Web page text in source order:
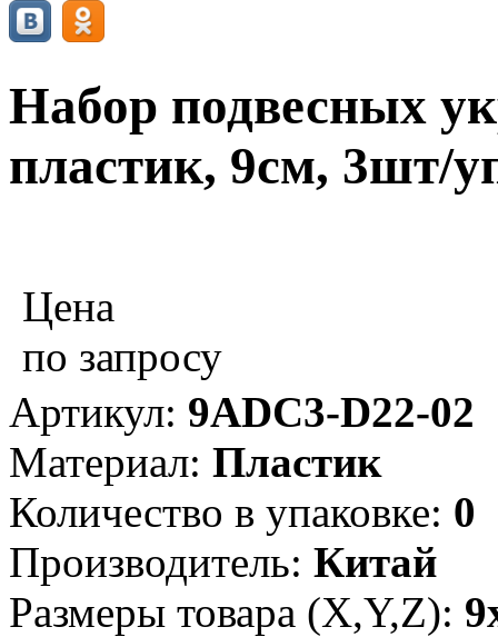
Набор подвесных
пластик, 9см, 3шт/
Цена
по запросу
Артикул: 9ADC3-D22-02
Материал: Пластик
Количество в упаковке: 0
Производитель: Китай
Размеры товара (X,Y,Z):